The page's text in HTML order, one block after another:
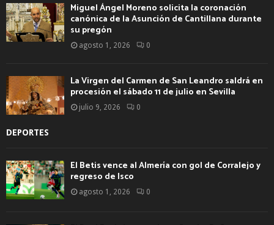
Miguel Ángel Moreno solicita la coronación
canónica de la Asunción de Cantillana durante
su pregón
agosto 1, 2026 0
La Virgen del Carmen de San Leandro saldrá en
procesión el sábado 11 de julio en Sevilla
julio 9, 2026 0
DEPORTES
El Betis vence al Almería con gol de Corralejo y
regreso de Isco
agosto 1, 2026 0